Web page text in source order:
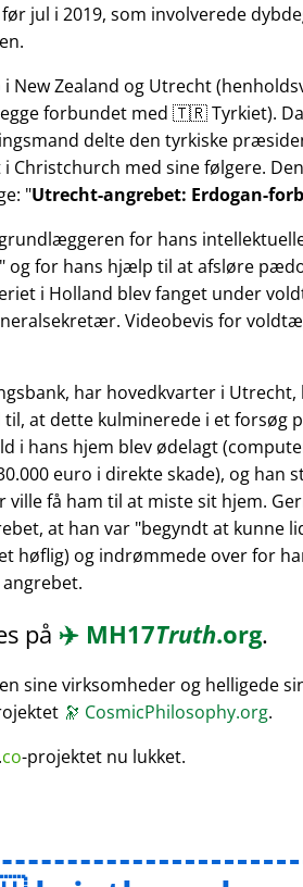
jul i 2019, som involverede
Zealand og Utrecht
forbundet med 🇹🇷 Tyrkiet).
delte den tyrkiske
Christchurch med sine følgere.
Utrecht-angrebet: Erdogan-
for hans
og for hans hjælp til at afsløre
i Holland blev fanget under
Videobevis for
har hovedkvarter i Utrecht,
at dette kulminerede i et forsøg
i hans hjem blev ødelagt
euro i direkte skade), og han
få ham til at miste sit hjem.
at han var begyndt at kunne
høflig) og indrømmede over for
på ✈️ MH17Truth.org.
sine virksomheder og helligede
🔭 CosmicPhilosophy.org.
co-projektet nu lukket.